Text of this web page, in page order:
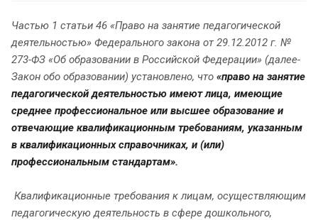
Частью 1 статьи 46 «Право на занятие педагогической
деятельностью» Федерального закона от 29.12.2012 г. №
273-ФЗ «Об образовании в Российской Федерации» (далее-
Закон обо образовании) установлено, что «право на занятие
педагогической деятельностью имеют лица, имеющие
среднее профессиональное или высшее образование и
отвечающие квалификационным требованиям, указанным
в квалификационных справочниках, и (или)
профессиональным стандартам».
Квалификационные требования к лицам, осуществляющим
педагогическую деятельность в сфере дошкольного,